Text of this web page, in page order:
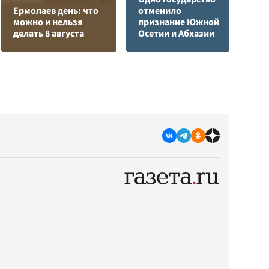
Ермолаев день: что
можно и нельзя
делать 8 августа
отменило
признание Южной
Осетии и Абхазии